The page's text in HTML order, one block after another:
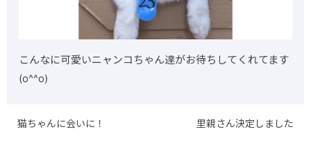
こんなに可愛いニャンコちゃん達がお待ちしてくれてます
(o^^o)
猫ちゃんに会いに！ 里親さん決定しました